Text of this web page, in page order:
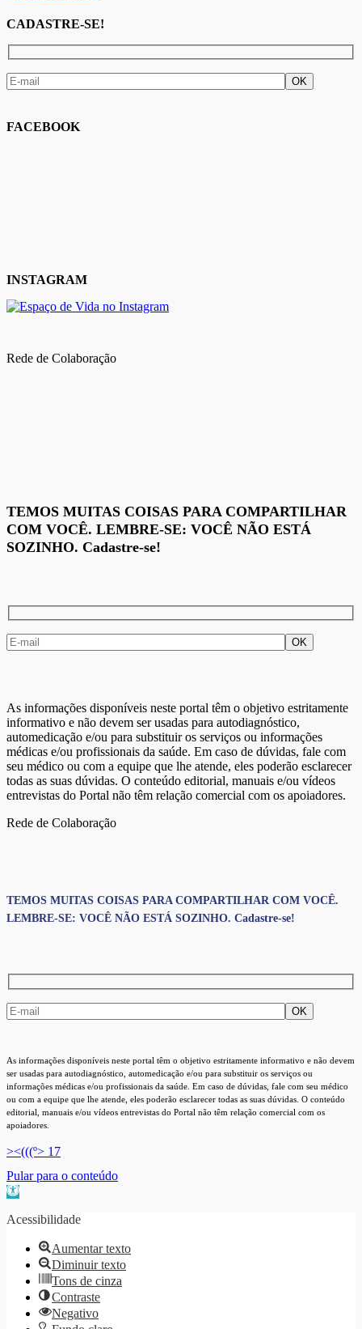
CADASTRE-SE!
FACEBOOK
INSTAGRAM
Rede de Colaboração
TEMOS MUITAS COISAS PARA COMPARTILHAR
COM VOCÊ. LEMBRE-SE: VOCÊ NÃO ESTÁ
SOZINHO. Cadastre-se!
As informações disponíveis neste portal têm o objetivo estritamente
informativo e não devem ser usadas para autodiagnóstico,
automedicação e/ou para substituir os serviços ou informações
médicas e/ou profissionais da saúde. Em caso de dúvidas, fale com
seu médico ou com a equipe que lhe atende, eles poderão esclarecer
todas as suas dúvidas. O conteúdo editorial, manuais e/ou vídeos
entrevistas do Portal não têm relação comercial com os apoiadores.
Rede de Colaboração
TEMOS MUITAS COISAS PARA COMPARTILHAR COM VOCÊ.
LEMBRE-SE: VOCÊ NÃO ESTÁ SOZINHO. Cadastre-se!
As informações disponíveis neste portal têm o objetivo estritamente informativo e não devem
ser usadas para autodiagnóstico, automedicação e/ou para substituir os serviços ou
informações médicas e/ou profissionais da saúde. Em caso de dúvidas, fale com seu médico
ou com a equipe que lhe atende, eles poderão esclarecer todas as suas dúvidas. O conteúdo
editorial, manuais e/ou vídeos entrevistas do Portal não têm relação comercial com os
apoiadores.
><(((º> 17
Pular para o conteúdo
Barra de Ferramentas Aberta
Acessibilidade
Aumentar texto
Diminuir texto
Tons de cinza
Contraste
Negativo